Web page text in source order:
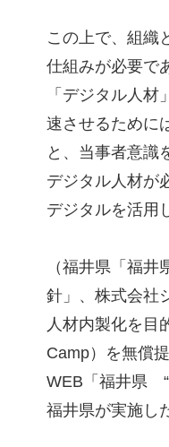
この上で、組織
仕組みが必要で
「デジタル人
速させるために
と、当事者意識
デジタル人材が
デジタルを活用
（福井県「福
針」、株式会社
人材内製化を目
Camp）を無償
WEB「福井県 “
福井県が実施し